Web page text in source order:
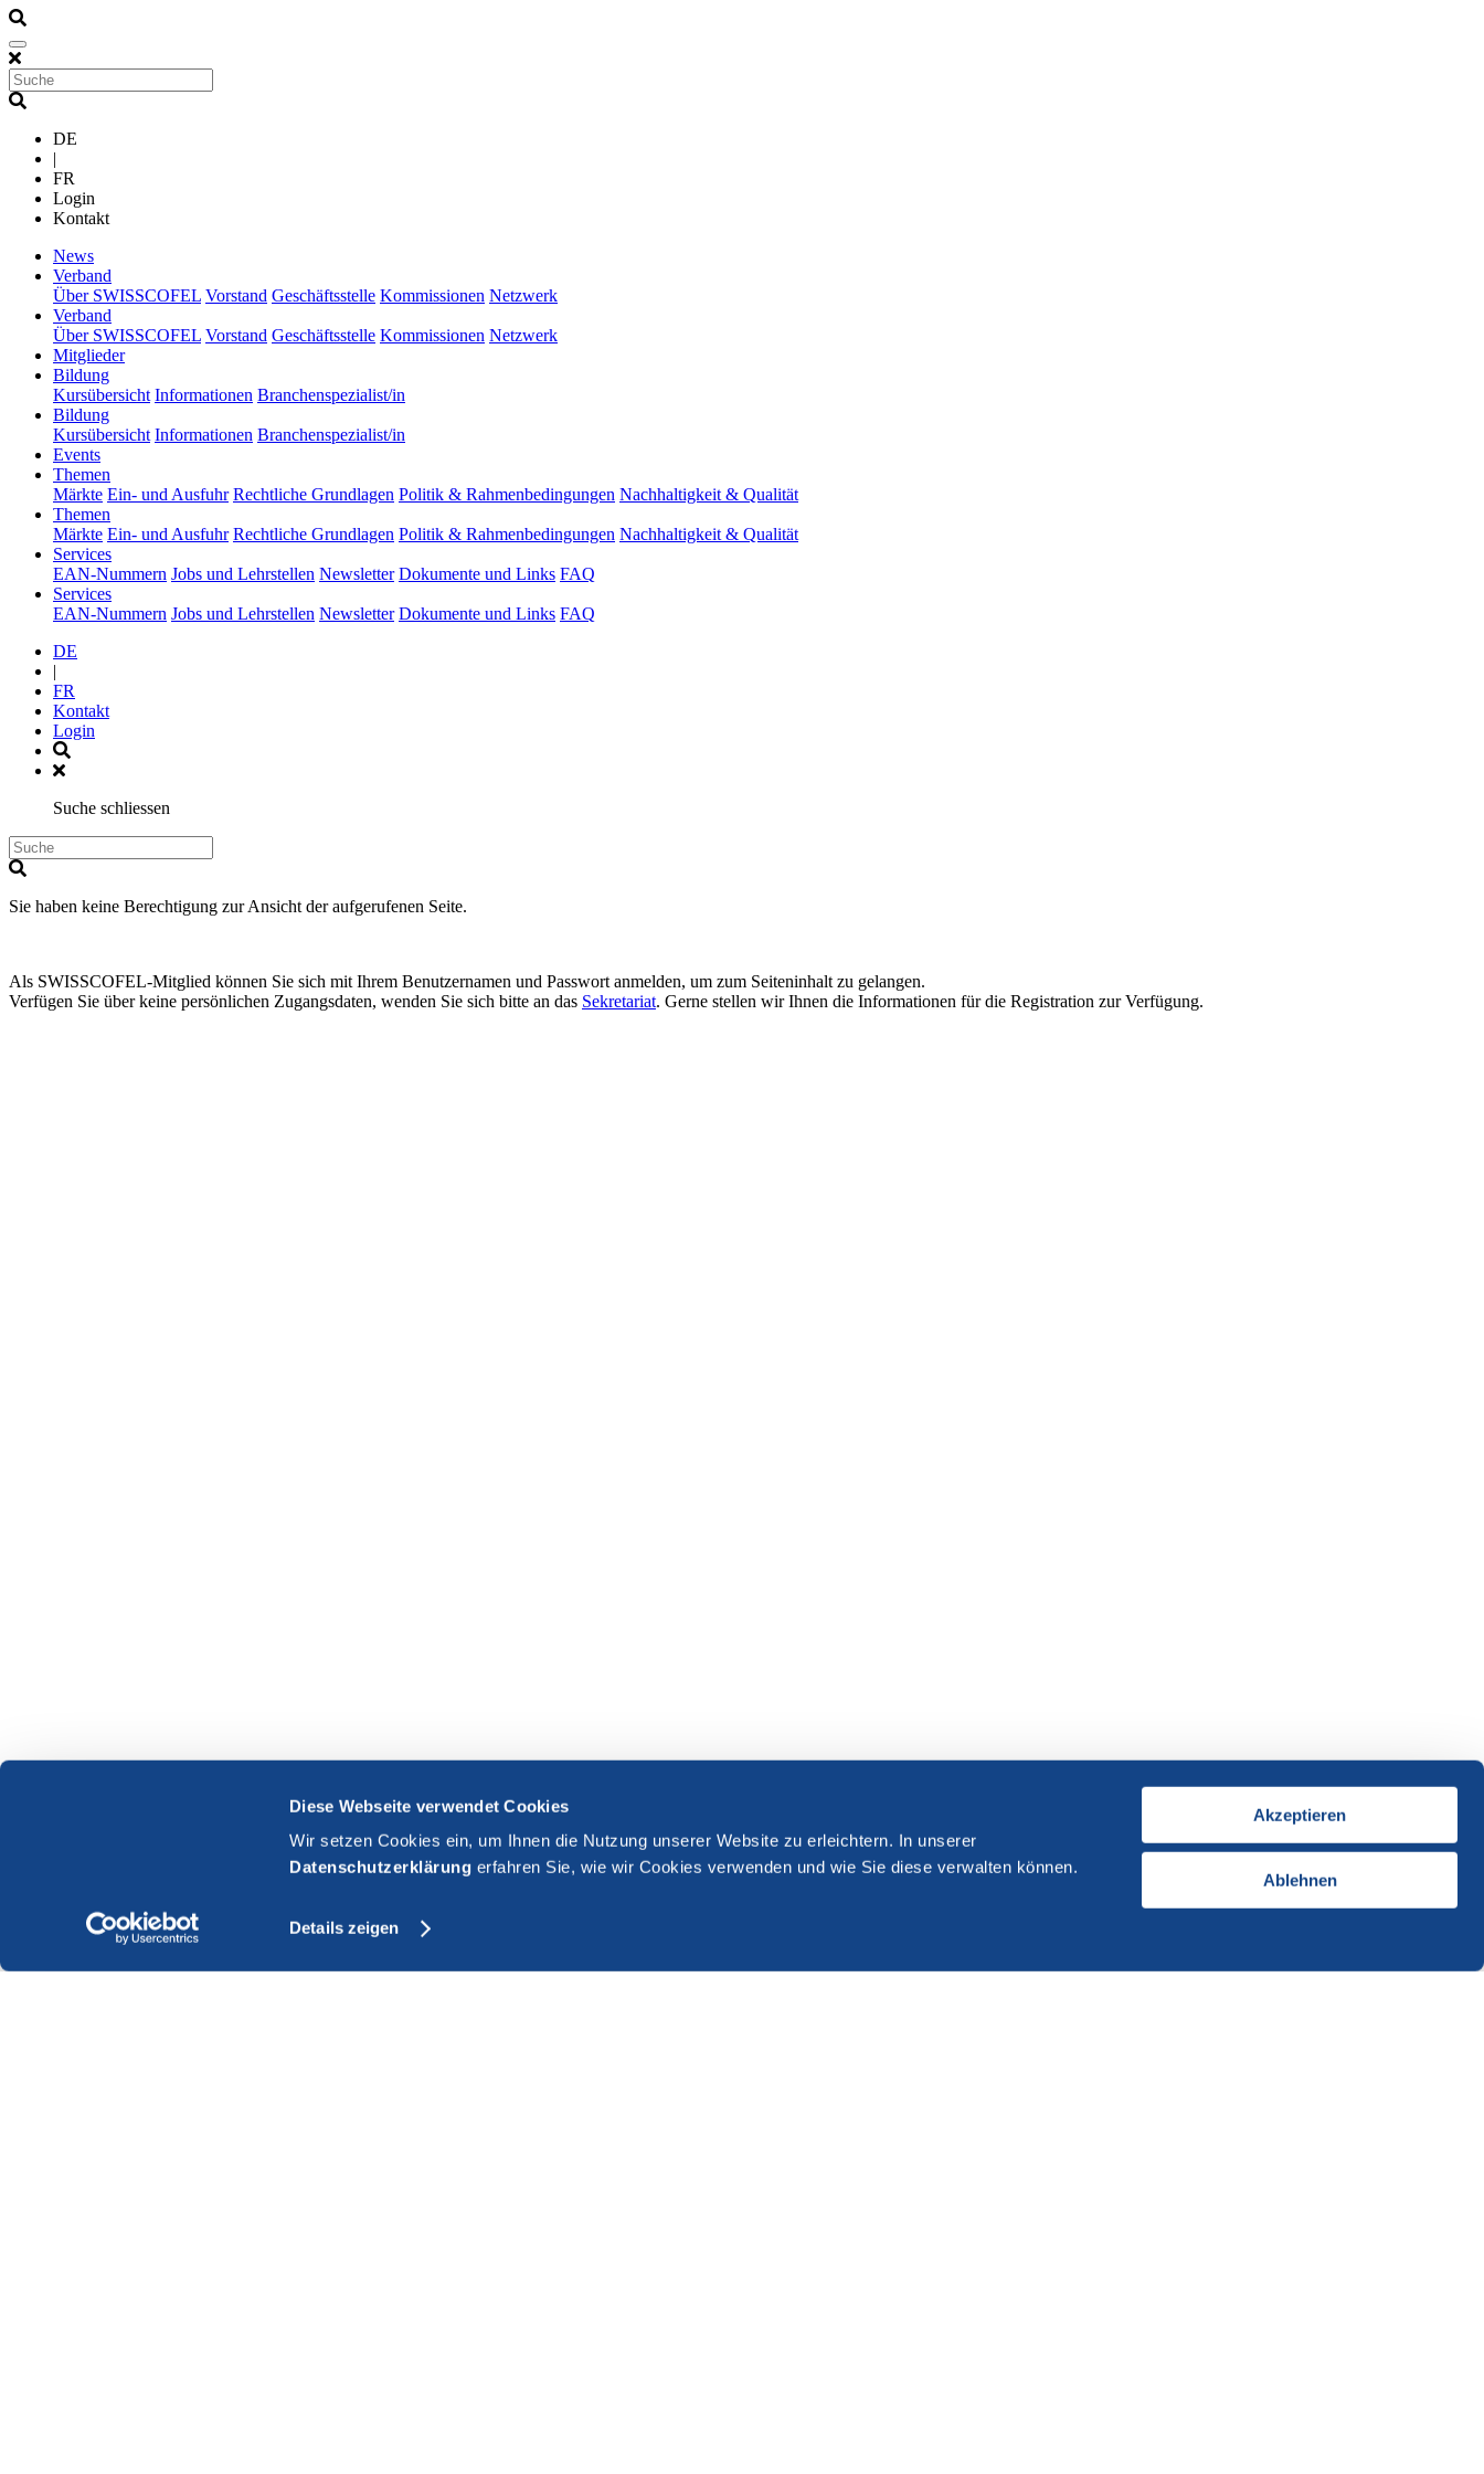
Diese Webseite verwendet Cookies
Wir setzen Cookies ein, um Ihnen die Nutzung unserer Website zu erleichtern. In unserer
Datenschutzerklärung erfahren Sie, wie wir Cookies verwenden und wie Sie diese verwalten können.
Details zeigen
Akzeptieren
Ablehnen
DE
|
FR
Login
Kontakt
News(current)
Verband
Über SWISSCOFEL Vorstand Geschäftsstelle Kommissionen Netzwerk
Verband
Über SWISSCOFEL Vorstand Geschäftsstelle Kommissionen Netzwerk
Mitglieder(current)
Bildung(current)
Kursübersicht Informationen Branchenspezialist/in
Bildung(current)
Kursübersicht Informationen Branchenspezialist/in
Events(current)
Themen
Märkte Ein- und Ausfuhr Rechtliche Grundlagen Politik & Rahmenbedingungen Nachhaltigkeit & Qualität
Themen
Märkte Ein- und Ausfuhr Rechtliche Grundlagen Politik & Rahmenbedingungen Nachhaltigkeit & Qualität
Services(current)
EAN-Nummern Jobs und Lehrstellen Newsletter Dokumente und Links FAQ
Services(current)
EAN-Nummern Jobs und Lehrstellen Newsletter Dokumente und Links FAQ
DE
|
FR
Kontakt
Login
Suche schliessen
Sie haben keine Berechtigung zur Ansicht der aufgerufenen Seite.
Als SWISSCOFEL-Mitglied können Sie sich mit Ihrem Benutzernamen und Passwort anmelden, um zum Seiteninhalt zu gelangen.
Verfügen Sie über keine persönlichen Zugangsdaten, wenden Sie sich bitte an das Sekretariat. Gerne stellen wir Ihnen die Informationen für die Registration zur Verfügung.